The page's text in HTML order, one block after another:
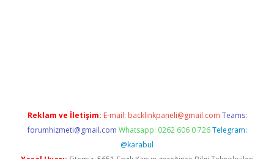
Reklam ve İletişim: E-mail: backlinkpaneli@gmail.com Teams:
forumhizmeti@gmail.com Whatsapp: 0262 606 0 726 Telegram:
@karabul